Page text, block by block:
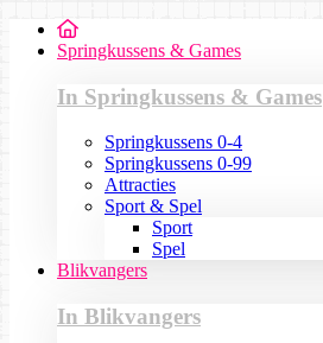
Springkussens & Games
In Springkussens & Games
Springkussens 0-4
Springkussens 0-99
Attracties
Sport & Spel
Sport
Spel
Blikvangers
In Blikvangers